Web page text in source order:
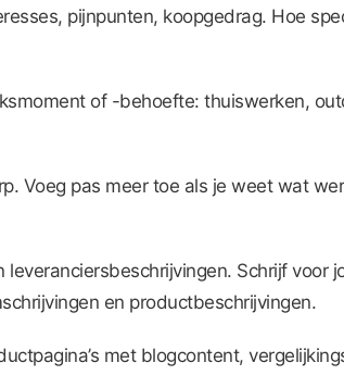
pijnpunten, koopgedrag. Hoe
of -behoefte: thuiswerken,
Voeg pas meer toe als je weet wat
Schrijf voor
en productbeschrijvingen.
met blogcontent,